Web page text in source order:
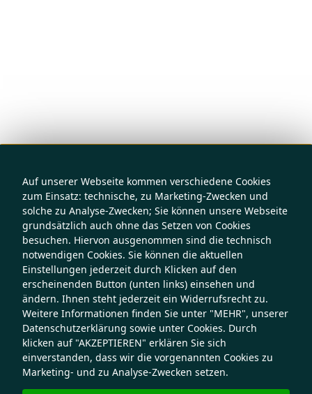
Auf unserer Webseite kommen verschiedene Cookies
zum Einsatz: technische, zu Marketing-Zwecken und
solche zu Analyse-Zwecken; Sie können unsere Webseite
grundsätzlich auch ohne das Setzen von Cookies
besuchen. Hiervon ausgenommen sind die technisch
notwendigen Cookies. Sie können die aktuellen
Einstellungen jederzeit durch Klicken auf den
erscheinenden Button (unten links) einsehen und
ändern. Ihnen steht jederzeit ein Widerrufsrecht zu.
Weitere Informationen finden Sie unter "MEHR", unserer
Datenschutzerklärung sowie unter Cookies. Durch
klicken auf "AKZEPTIEREN" erklären Sie sich
einverstanden, dass wir die vorgenannten Cookies zu
Marketing- und zu Analyse-Zwecken setzen.